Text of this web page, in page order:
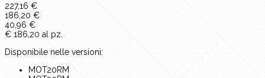
227,16 €
186,20 €
40,96 €
€ 186,20 al pz.
Disponibile nelle versioni:
MOT20RM